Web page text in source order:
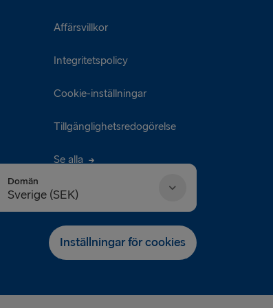
Affärsvillkor
Integritetspolicy
Cookie-inställningar
Tillgänglighetsredogörelse
Se alla
Domän
Sverige (SEK)
Danmark (DKK)
Deutschland (EUR)
Eesti (EUR)
Inställningar för cookies